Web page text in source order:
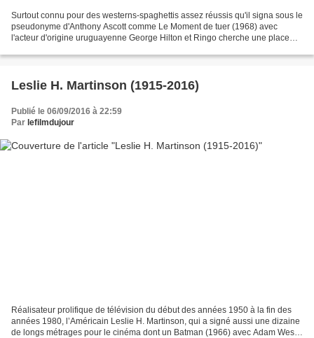
Surtout connu pour des westerns-spaghettis assez réussis qu'il signa sous le
pseudonyme d'Anthony Ascott comme Le Moment de tuer (1968) avec
l'acteur d'origine uruguayenne George Hilton et Ringo cherche une place
Leslie H. Martinson (1915-2016)
Publié le 06/09/2016 à 22:59
Par lefilmdujour
Réalisateur prolifique de télévision du début des années 1950 à la fin des
années 1980, l’Américain Leslie H. Martinson, qui a signé aussi une dizaine
de longs métrages pour le cinéma dont un Batman (1966) avec Adam West,